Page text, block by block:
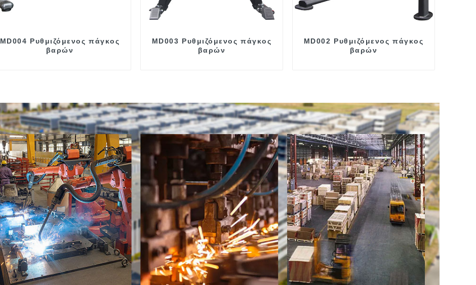
MD004 Ρυθμιζόμενος πάγκος
βαρών
MD003 Ρυθμιζόμενος πάγκος
βαρών
MD002 Ρυθμιζόμενος πάγκος
βαρών